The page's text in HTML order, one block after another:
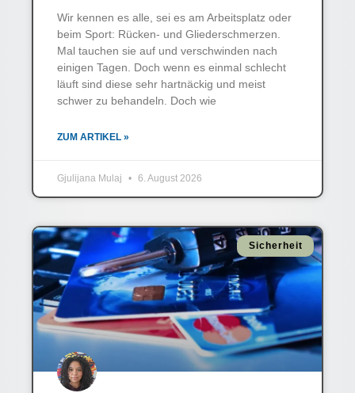
Wir kennen es alle, sei es am Arbeitsplatz oder
beim Sport: Rücken- und Gliederschmerzen.
Mal tauchen sie auf und verschwinden nach
einigen Tagen. Doch wenn es einmal schlecht
läuft sind diese sehr hartnäckig und meist
schwer zu behandeln. Doch wie
ZUM ARTIKEL »
Gjulijana Mulaj 6. August 2026
Sicherheit